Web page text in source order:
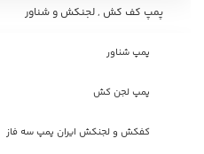
پمپ کف کش , لجنکش و شناور
پمپ شناور
پمپ لجن کش
کفکش و لجنکش ایران پمپ سه فاز